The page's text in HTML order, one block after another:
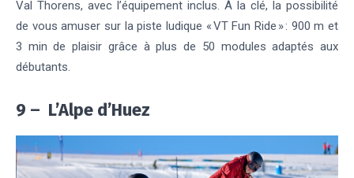
Val Thorens, avec l’équipement inclus. À la clé, la possibilité
de vous amuser sur la piste ludique « VT Fun Ride » : 900 m et
3 min de plaisir grâce à plus de 50 modules adaptés aux
débutants.
9 – L’Alpe d’Huez